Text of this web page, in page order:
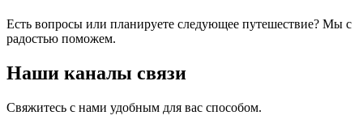
Есть вопросы или планируете следующее путешествие? Мы с
радостью поможем.
Наши каналы связи
Свяжитесь с нами удобным для вас способом.